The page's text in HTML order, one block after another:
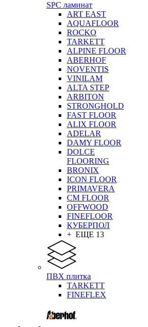
SPC ламинат
ART EAST
AQUAFLOOR
ROCKO
TARKETT
ALPINE FLOOR
ABERHOF
NOVENTIS
VINILAM
ALTA STEP
ARBITON
STRONGHOLD
FAST FLOOR
ALIX FLOOR
ADELAR
DAMY FLOOR
DOLCE
FLOORING
BRONIX
ICON FLOOR
PRIMAVERA
CM FLOOR
OFFWOOD
FINEFLOOR
КУБЕРПОЛ
+ ЕЩЕ 13
ПВХ плитка
TARKETT
FINEFLEX